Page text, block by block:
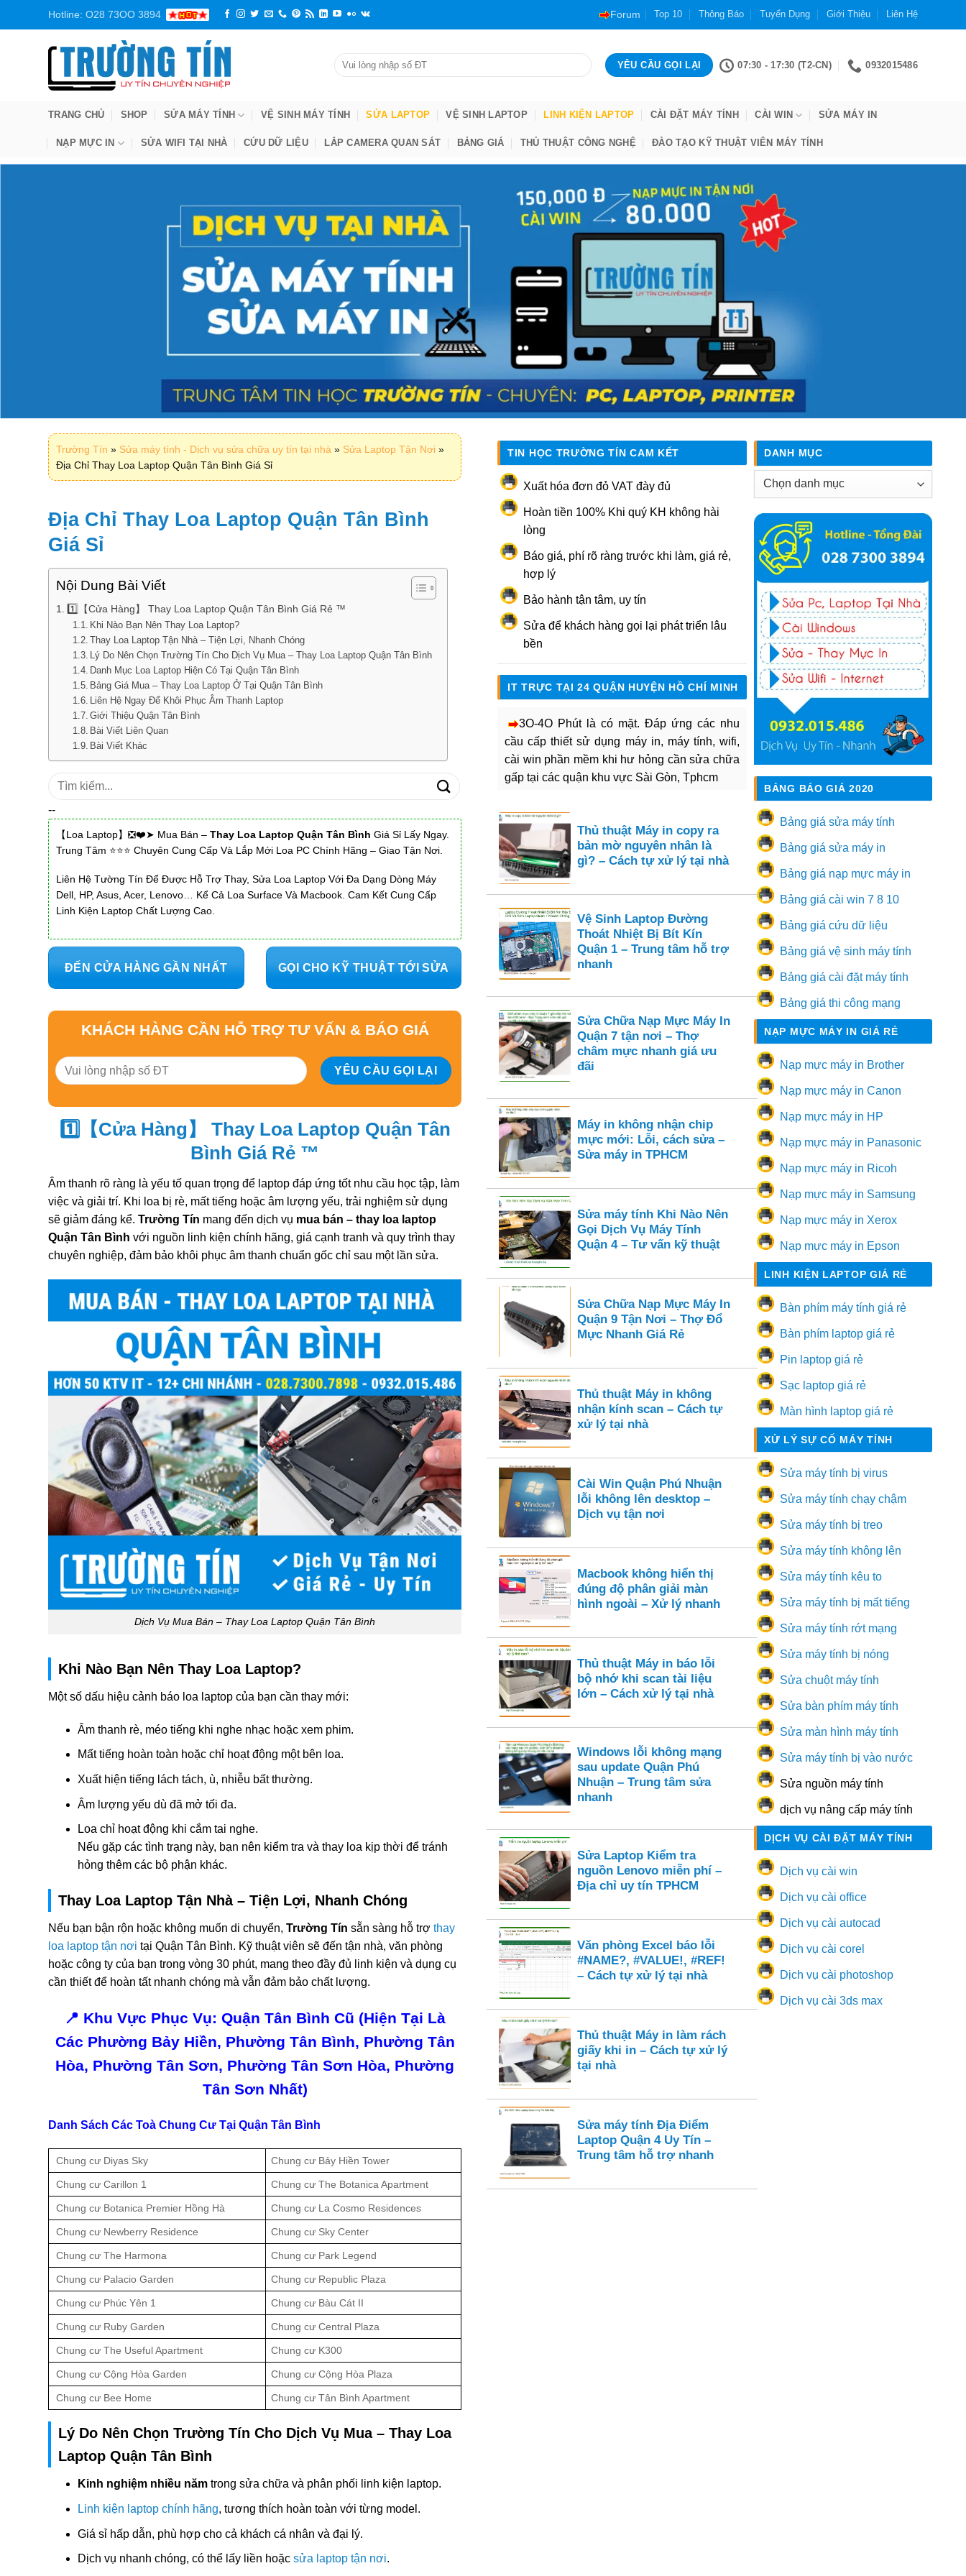
Hotline: O28 73OO 3894 Forum Top 10 Thông Báo Tuyển Dụng Giới Thiệu Liên Hệ
07:30 - 17:30 (T2-CN) 0932015486
TRANG CHỦ SHOP SỬA MÁY TÍNH VỆ SINH MÁY TÍNH SỬA LAPTOP VỆ SINH LAPTOP LINH KIỆN LAPTOP CÀI ĐẶT MÁY TÍNH CÀI WIN SỬA MÁY IN
NẠP MỰC IN SỬA WIFI TẠI NHÀ CỨU DỮ LIỆU LẮP CAMERA QUAN SÁT BẢNG GIÁ THỦ THUẬT CÔNG NGHỆ ĐÀO TẠO KỸ THUẬT VIÊN MÁY TÍNH
Trường Tín » Sửa máy tính - Dịch vụ sửa chữa uy tín tại nhà » Sửa Laptop Tận Nơi »
Địa Chỉ Thay Loa Laptop Quận Tân Bình Giá Sỉ
Địa Chỉ Thay Loa Laptop Quận Tân Bình
Giá Sỉ
Nội Dung Bài Viết
1️⃣【Cửa Hàng】 Thay Loa Laptop Quận Tân Bình Giá Rẻ ™
Khi Nào Bạn Nên Thay Loa Laptop?
Thay Loa Laptop Tận Nhà – Tiện Lợi, Nhanh Chóng
Lý Do Nên Chọn Trường Tín Cho Dịch Vụ Mua – Thay Loa Laptop Quận Tân Bình
Danh Mục Loa Laptop Hiện Có Tại Quận Tân Bình
Bảng Giá Mua – Thay Loa Laptop Ở Tại Quận Tân Bình
Liên Hệ Ngay Để Khôi Phục Âm Thanh Laptop
Giới Thiệu Quận Tân Bình
Bài Viết Liên Quan
Bài Viết Khác
Tìm
--
【Loa Laptop】❎❤️➤ Mua Bán – Thay Loa Laptop Quận Tân Bình Giá Sỉ Lấy Ngay.
Trung Tâm ⭐⭐⭐ Chuyên Cung Cấp Và Lắp Mới Loa PC Chính Hãng – Giao Tận Nơi.
Liên Hệ Tường Tín Để Được Hỗ Trợ Thay, Sửa Loa Laptop Với Đa Dạng Dòng Máy
Dell, HP, Asus, Acer, Lenovo… Kể Cả Loa Surface Và Macbook. Cam Kết Cung Cấp
Linh Kiện Laptop Chất Lượng Cao.
ĐẾN CỬA HÀNG GẦN NHẤT GỌI CHO KỸ THUẬT TỚI SỬA
KHÁCH HÀNG CẦN HỖ TRỢ TƯ VẤN & BÁO GIÁ
1️⃣【Cửa Hàng】 Thay Loa Laptop Quận Tân
Bình Giá Rẻ ™
Âm thanh rõ ràng là yếu tố quan trọng để laptop đáp ứng tốt nhu cầu học tập, làm
việc và giải trí. Khi loa bị rè, mất tiếng hoặc âm lượng yếu, trải nghiệm sử dụng
sẽ giảm đáng kể. Trường Tín mang đến dịch vụ mua bán – thay loa laptop
Quận Tân Bình với nguồn linh kiện chính hãng, giá cạnh tranh và quy trình thay
chuyên nghiệp, đảm bảo khôi phục âm thanh chuẩn gốc chỉ sau một lần sửa.
Dịch Vụ Mua Bán – Thay Loa Laptop Quận Tân Bình
Khi Nào Bạn Nên Thay Loa Laptop?
Một số dấu hiệu cảnh báo loa laptop của bạn cần thay mới:
Âm thanh rè, méo tiếng khi nghe nhạc hoặc xem phim.
Mất tiếng hoàn toàn hoặc chỉ hoạt động một bên loa.
Xuất hiện tiếng lách tách, ù, nhiễu bất thường.
Âm lượng yếu dù đã mở tối đa.
Loa chỉ hoạt động khi cắm tai nghe.
Nếu gặp các tình trạng này, bạn nên kiểm tra và thay loa kịp thời để tránh
hỏng thêm các bộ phận khác.
Thay Loa Laptop Tận Nhà – Tiện Lợi, Nhanh Chóng
Nếu bạn bận rộn hoặc không muốn di chuyển, Trường Tín sẵn sàng hỗ trợ thay
loa laptop tận nơi tại Quận Tân Bình. Kỹ thuật viên sẽ đến tận nhà, văn phòng
hoặc công ty của bạn trong vòng 30 phút, mang theo đầy đủ linh kiện và dụng cụ
cần thiết để hoàn tất nhanh chóng mà vẫn đảm bảo chất lượng.
📍 Khu Vực Phục Vụ: Quận Tân Bình Cũ (Hiện Tại Là
Các Phường Bảy Hiền, Phường Tân Bình, Phường Tân
Hòa, Phường Tân Sơn, Phường Tân Sơn Hòa, Phường
Tân Sơn Nhất)
Danh Sách Các Toà Chung Cư Tại Quận Tân Bình
Chung cư Diyas Sky Chung cư Bảy Hiền Tower
Chung cư Carillon 1 Chung cư The Botanica Apartment
Chung cư Botanica Premier Hồng Hà Chung cư La Cosmo Residences
Chung cư Newberry Residence Chung cư Sky Center
Chung cư The Harmona Chung cư Park Legend
Chung cư Palacio Garden Chung cư Republic Plaza
Chung cư Phúc Yên 1 Chung cư Bàu Cát II
Chung cư Ruby Garden Chung cư Central Plaza
Chung cư The Useful Apartment Chung cư K300
Chung cư Cộng Hòa Garden Chung cư Cộng Hòa Plaza
Chung cư Bee Home Chung cư Tân Bình Apartment
Lý Do Nên Chọn Trường Tín Cho Dịch Vụ Mua – Thay Loa
Laptop Quận Tân Bình
Kinh nghiệm nhiều nămtrong sửa chữa và phân phối linh kiện laptop.
Linh kiện laptop chính hãng, tương thích hoàn toàn với từng model.
Giá sỉ hấp dẫn, phù hợp cho cả khách cá nhân và đại lý.
Dịch vụ nhanh chóng, có thể lấy liền hoặc sửa laptop tận nơi.
TIN HỌC TRƯỜNG TÍN CAM KẾT
Xuất hóa đơn đỏ VAT đày đủ
Hoàn tiền 100% Khi quý KH không hài
lòng
Báo giá, phí rõ ràng trước khi làm, giá rẻ,
hợp lý
Bảo hành tận tâm, uy tín
Sửa để khách hàng gọi lại phát triển lâu
bền
IT TRỰC TẠI 24 QUẬN HUYỆN HỒ CHÍ MINH
3O-4O Phút là có mặt. Đáp ứng các nhu
cầu cấp thiết sử dụng máy in, máy tính, wifi,
cài win phần mềm khi hư hỏng cần sửa chữa
gấp tại các quận khu vực Sài Gòn, Tphcm
Thủ thuật Máy in copy ra
bản mờ nguyên nhân là
gì? – Cách tự xử lý tại nhà
Vệ Sinh Laptop Đường
Thoát Nhiệt Bị Bít Kín
Quận 1 – Trung tâm hỗ trợ
nhanh
Sửa Chữa Nạp Mực Máy In
Quận 7 tận nơi – Thợ
châm mực nhanh giá ưu
đãi
Máy in không nhận chip
mực mới: Lỗi, cách sửa –
Sửa máy in TPHCM
Sửa máy tính Khi Nào Nên
Gọi Dịch Vụ Máy Tính
Quận 4 – Tư vấn kỹ thuật
Sửa Chữa Nạp Mực Máy In
Quận 9 Tận Nơi – Thợ Đổ
Mực Nhanh Giá Rẻ
Thủ thuật Máy in không
nhận kính scan – Cách tự
xử lý tại nhà
Cài Win Quận Phú Nhuận
lỗi không lên desktop –
Dịch vụ tận nơi
Macbook không hiển thị
đúng độ phân giải màn
hình ngoài – Xử lý nhanh
Thủ thuật Máy in báo lỗi
bộ nhớ khi scan tài liệu
lớn – Cách xử lý tại nhà
Windows lỗi không mạng
sau update Quận Phú
Nhuận – Trung tâm sửa
nhanh
Sửa Laptop Kiểm tra
nguồn Lenovo miễn phí –
Địa chỉ uy tín TPHCM
Văn phòng Excel báo lỗi
#NAME?, #VALUE!, #REF!
– Cách tự xử lý tại nhà
Thủ thuật Máy in làm rách
giấy khi in – Cách tự xử lý
tại nhà
Sửa máy tính Địa Điểm
Laptop Quận 4 Uy Tín –
Trung tâm hỗ trợ nhanh
DANH MỤC
Danh
BẢNG BÁO GIÁ 2020
Bảng giá sửa máy tính
Bảng giá sửa máy in
Bảng giá nạp mực máy in
Bảng giá cài win 7 8 10
Bảng giá cứu dữ liệu
Bảng giá vệ sinh máy tính
Bảng giá cài đặt máy tính
Bảng giá thi công mạng
NẠP MỰC MÁY IN GIÁ RẺ
Nạp mực máy in Brother
Nạp mực máy in Canon
Nạp mực máy in HP
Nạp mực máy in Panasonic
Nạp mực máy in Ricoh
Nạp mực máy in Samsung
Nạp mực máy in Xerox
Nạp mực máy in Epson
LINH KIỆN LAPTOP GIÁ RẺ
Bàn phím máy tính giá rẻ
Bàn phím laptop giá rẻ
Pin laptop giá rẻ
Sạc laptop giá rẻ
Màn hình laptop giá rẻ
XỬ LÝ SỰ CỐ MÁY TÍNH
Sửa máy tính bị virus
Sửa máy tính chạy chậm
Sửa máy tính bị treo
Sửa máy tính không lên
Sửa máy tính kêu to
Sửa máy tính bị mất tiếng
Sửa máy tính rớt mạng
Sửa máy tính bị nóng
Sửa chuột máy tính
Sửa bàn phím máy tính
Sửa màn hình máy tính
Sửa máy tính bị vào nước
Sửa nguồn máy tính
dịch vụ nâng cấp máy tính
DỊCH VỤ CÀI ĐẶT MÁY TÍNH
Dịch vụ cài win
Dịch vụ cài office
Dịch vụ cài autocad
Dịch vụ cài corel
Dịch vụ cài photoshop
Dịch vụ cài 3ds max